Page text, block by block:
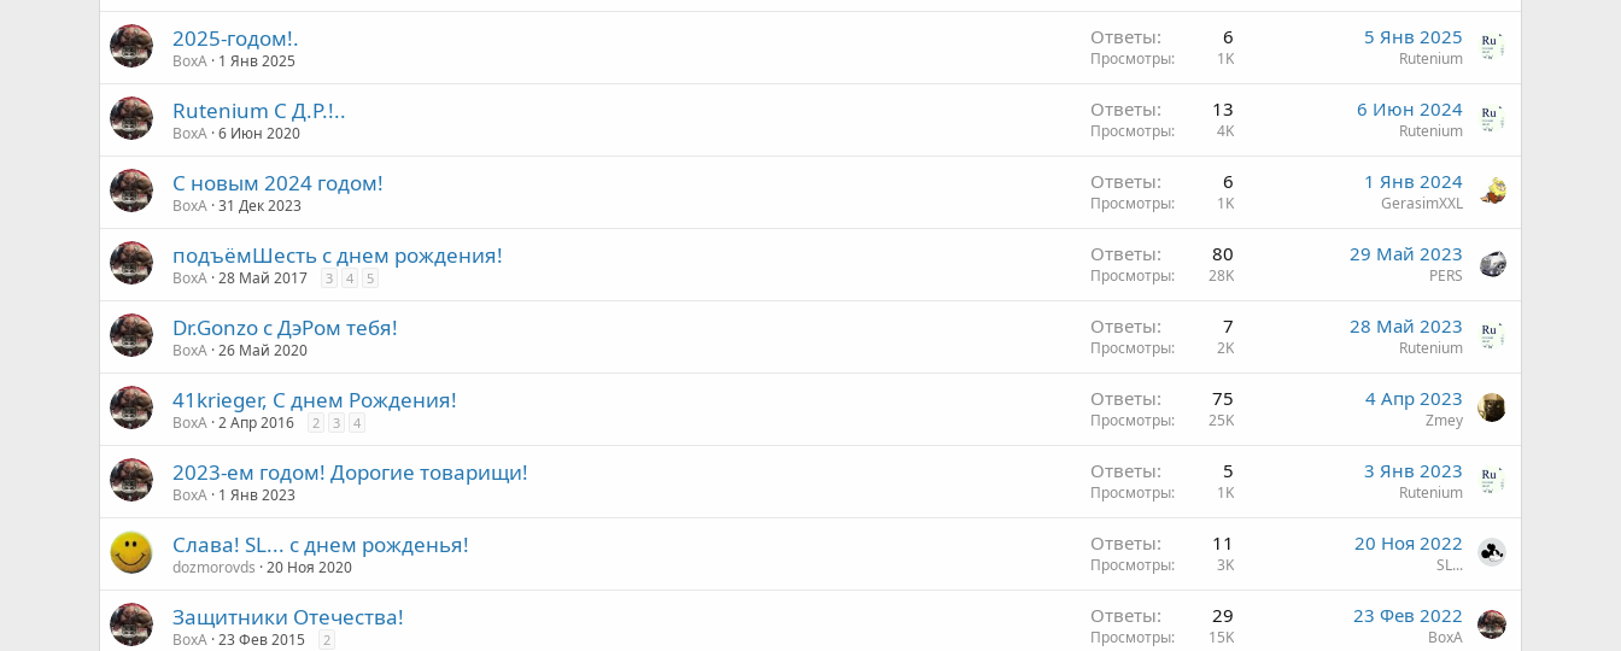
2025-годом!.
ВохА 1 Янв 2025
Ответы 6
Просмотры 1K
5 Янв 2025
Rutenium
Rutenium С Д.Р.!..
ВохА 6 Июн 2020
Ответы 13
Просмотры 4K
6 Июн 2024
Rutenium
С новым 2024 годом!
ВохА 31 Дек 2023
Ответы 6
Просмотры 1K
1 Янв 2024
GerasimXXL
подъёмШесть с днем рождения!
ВохА 28 Май 2017 3 4 5
Ответы 80
Просмотры 28K
29 Май 2023
PERS
Dr.Gonzo c ДэРом тебя!
ВохА 26 Май 2020
Ответы 7
Просмотры 2K
28 Май 2023
Rutenium
41krieger, С днем Рождения!
ВохА 2 Апр 2016 2 3 4
Ответы 75
Просмотры 25K
4 Апр 2023
Zmey
2023-ем годом! Дорогие товарищи!
ВохА 1 Янв 2023
Ответы 5
Просмотры 1K
3 Янв 2023
Rutenium
Слава! SL... с днем рожденья!
dozmorovds 20 Ноя 2020
Ответы 11
Просмотры 3K
20 Ноя 2022
SL...
Защитники Отечества!
ВохА 23 Фев 2015 2
Ответы 29
Просмотры 15K
23 Фев 2022
ВохА